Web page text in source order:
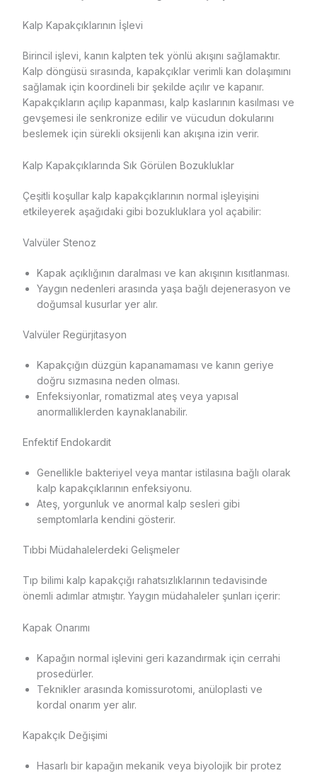
Kalp Kapakçıklarının İşlevi
Birincil işlevi, kanın kalpten tek yönlü akışını sağlamaktır.
Kalp döngüsü sırasında, kapakçıklar verimli kan dolaşımını
sağlamak için koordineli bir şekilde açılır ve kapanır.
Kapakçıkların açılıp kapanması, kalp kaslarının kasılması ve
gevşemesi ile senkronize edilir ve vücudun dokularını
beslemek için sürekli oksijenli kan akışına izin verir.
Kalp Kapakçıklarında Sık Görülen Bozukluklar
Çeşitli koşullar kalp kapakçıklarının normal işleyişini
etkileyerek aşağıdaki gibi bozukluklara yol açabilir:
Valvüler Stenoz
Kapak açıklığının daralması ve kan akışının kısıtlanması.
Yaygın nedenleri arasında yaşa bağlı dejenerasyon ve
doğumsal kusurlar yer alır.
Valvüler Regürjitasyon
Kapakçığın düzgün kapanamaması ve kanın geriye
doğru sızmasına neden olması.
Enfeksiyonlar, romatizmal ateş veya yapısal
anormalliklerden kaynaklanabilir.
Enfektif Endokardit
Genellikle bakteriyel veya mantar istilasına bağlı olarak
kalp kapakçıklarının enfeksiyonu.
Ateş, yorgunluk ve anormal kalp sesleri gibi
semptomlarla kendini gösterir.
Tıbbi Müdahalelerdeki Gelişmeler
Tıp bilimi kalp kapakçığı rahatsızlıklarının tedavisinde
önemli adımlar atmıştır. Yaygın müdahaleler şunları içerir:
Kapak Onarımı
Kapağın normal işlevini geri kazandırmak için cerrahi
prosedürler.
Teknikler arasında komissurotomi, anüloplasti ve
kordal onarım yer alır.
Kapakçık Değişimi
Hasarlı bir kapağın mekanik veya biyolojik bir protez